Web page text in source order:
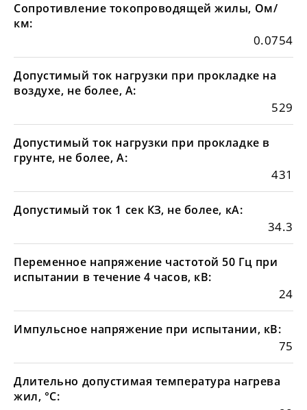
Сопротивление токопроводящей жилы, Ом/
км:
0.0754
Допустимый ток нагрузки при прокладке на
воздухе, не более, А:
529
Допустимый ток нагрузки при прокладке в
грунте, не более, А:
431
Допустимый ток 1 сек КЗ, не более, кА:
34.3
Переменное напряжение частотой 50 Гц при
испытании в течение 4 часов, кВ:
24
Импульсное напряжение при испытании, кВ:
75
Длительно допустимая температура нагрева
жил, °С: